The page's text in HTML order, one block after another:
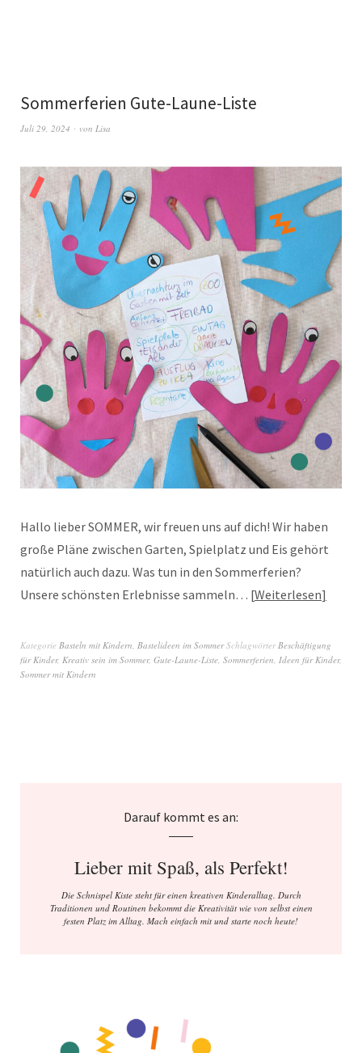
Sommerferien Gute-Laune-Liste
Juli 29, 2024 von Lisa
Hallo lieber SOMMER, wir freuen uns auf dich! Wir haben
große Pläne zwischen Garten, Spielplatz und Eis gehört
natürlich auch dazu. Was tun in den Sommerferien?
Unsere schönsten Erlebnisse sammeln… Weiterlesen
Kategorie Basteln mit Kindern, Bastelideen im Sommer SchlagwörterBeschäftigung
für Kinder, Kreativ sein im Sommer, Gute-Laune-Liste, Sommerferien, Ideen für Kinder,
Sommer mit Kindern
Darauf kommt es an:
Lieber mit Spaß, als Perfekt!
Die Schnispel Kiste steht für einen kreativen Kinderalltag. Durch
Traditionen und Routinen bekommt die Kreativität wie von selbst einen
festen Platz im Alltag. Mach einfach mit und starte noch heute!